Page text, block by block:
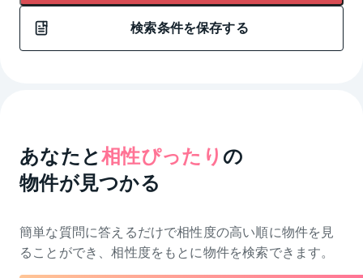
検索条件を保存する
あなたと相性ぴったり の
物件が見つかる
簡単な質問に答えるだけで相性度の高い順に物件を 見
ることができ、相性度をもとに物件を検索できます。